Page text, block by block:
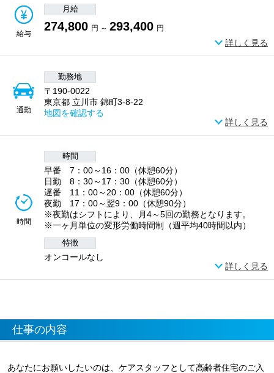
給与
月給
274,800 円 ～ 293,400 円
詳しく見る
通勤
勤務地
〒190-0022
東京都 立川市 錦町3-8-22
地図を確認する
詳しく見る
時間
時間
早番 7：00～16：00（休憩60分）
日勤 8：30～17：30（休憩60分）
遅番 11：00～20：00（休憩60分）
夜勤 17：00～翌9：00（休憩90分）
※夜勤はシフトにより、月4～5回の勤務となります。
※一ヶ月単位の変形労働時間制（週平均40時間以内）
特徴
オンコールなし
詳しく見る
仕事の内容
あなたにお願いしたいのは、ケアスタッフとして高齢者住宅のご入